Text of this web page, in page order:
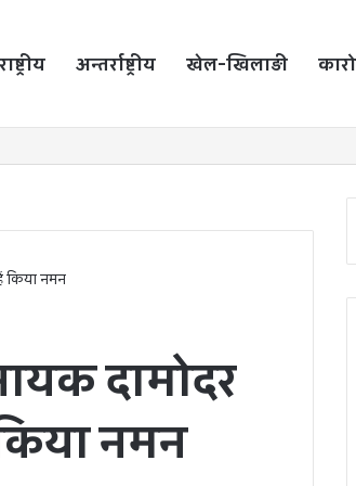
राष्ट्रीय अन्तर्राष्ट्रीय खेल-खिलाड़ी
किया नमन
दामोदर
नमन